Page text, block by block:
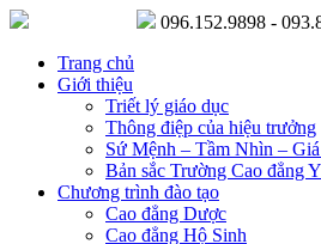
096.152.9898 -
Trang chủ
Giới thiệu
Triết lý giáo dục
Thông điệp của hiệu trưởng
Sứ Mệnh – Tầm Nhìn –
Bản sắc Trường Cao đẳng
Chương trình đào tạo
Cao đẳng Dược
Cao đẳng Hộ Sinh